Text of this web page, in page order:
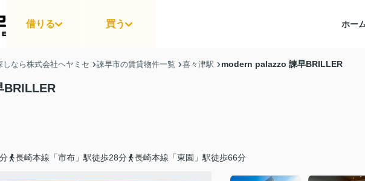
借りる 買う ホー
なら株式会社ヘヤミセ 諫早市の賃貸物件一覧 喜々津駅 modern palazzo 諫早BRILLER
BRILLER
長崎本線「市布」駅徒歩28分 長崎本線「東園」駅徒歩66分